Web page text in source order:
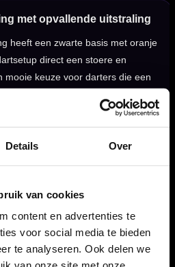
Details Over
van cookies
content en advertenties te
voor social media te bieden
te analyseren. Ook delen we
met opvallende uitstraling
heeft een zwarte basis met oranje
direct een stoere en
mooie keuze voor darters die een
System NO2 Black Orange
NO2 Black Orange wordt
Daarmee heb je direct genoeg
Ideaal wanneer je wilt
flight-shaft systeem waarbij